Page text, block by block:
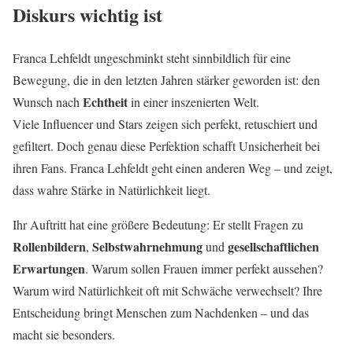
Diskurs wichtig ist
Franca Lehfeldt ungeschminkt steht sinnbildlich für eine
Bewegung, die in den letzten Jahren stärker geworden ist: den
Wunsch nach Echtheitin einer inszenierten Welt.
Viele Influencer und Stars zeigen sich perfekt, retuschiert und
gefiltert. Doch genau diese Perfektion schafft Unsicherheit bei
ihren Fans. Franca Lehfeldt geht einen anderen Weg – und zeigt,
dass wahre Stärke in Natürlichkeit liegt.
Ihr Auftritt hat eine größere Bedeutung: Er stellt Fragen zu
Rollenbildern, Selbstwahrnehmungund gesellschaftlichen
Erwartungen. Warum sollen Frauen immer perfekt aussehen?
Warum wird Natürlichkeit oft mit Schwäche verwechselt? Ihre
Entscheidung bringt Menschen zum Nachdenken – und das
macht sie besonders.